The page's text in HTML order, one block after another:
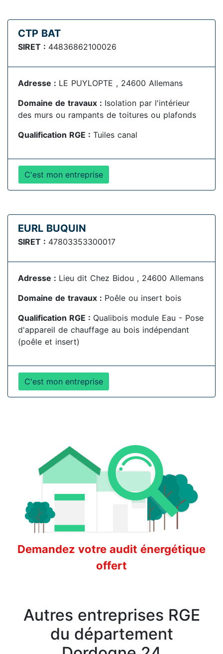
CTP BAT
SIRET : 44836862100026
Adresse : LE PUYLOPTE , 24600 Allemans
Domaine de travaux : Isolation par l'intérieur
des murs ou rampants de toitures ou plafonds
Qualification RGE : Tuiles canal
C'est mon entreprise
EURL BUQUIN
SIRET : 47803353300017
Adresse : Lieu dit Chez Bidou , 24600 Allemans
Domaine de travaux : Poêle ou insert bois
Qualification RGE : Qualibois module Eau - Pose
d'appareil de chauffage au bois indépendant
(poêle et insert)
C'est mon entreprise
Demandez votre audit énergétique
offert
Autres entreprises RGE
du département